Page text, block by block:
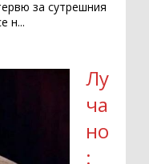
за сутрешния
н...
Лу
ча
но
: